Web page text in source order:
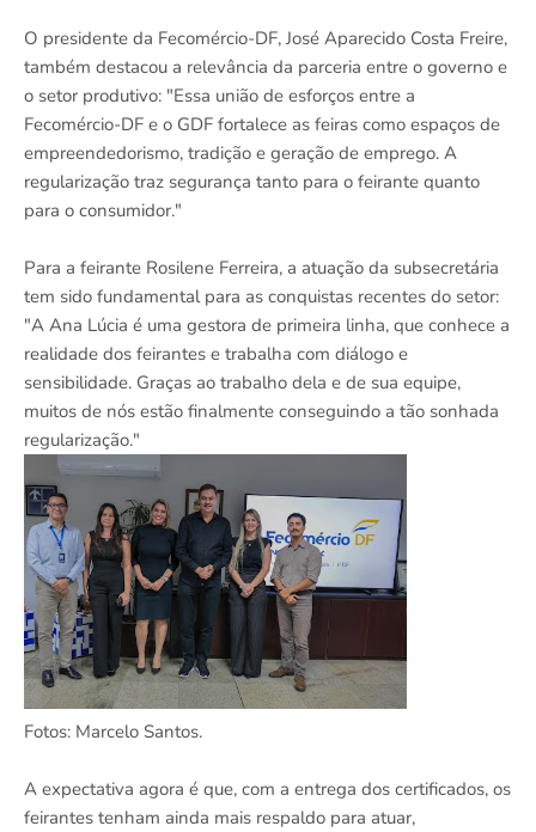
O presidente da Fecomércio-DF, José Aparecido Costa Freire,
também destacou a relevância da parceria entre o governo e
o setor produtivo: "Essa união de esforços entre a
Fecomércio-DF e o GDF fortalece as feiras como espaços de
empreendedorismo, tradição e geração de emprego. A
regularização traz segurança tanto para o feirante quanto
para o consumidor."
Para a feirante Rosilene Ferreira, a atuação da subsecretária
tem sido fundamental para as conquistas recentes do setor:
"A Ana Lúcia é uma gestora de primeira linha, que conhece a
realidade dos feirantes e trabalha com diálogo e
sensibilidade. Graças ao trabalho dela e de sua equipe,
muitos de nós estão finalmente conseguindo a tão sonhada
regularização."
Fotos: Marcelo Santos.
A expectativa agora é que, com a entrega dos certificados, os
feirantes tenham ainda mais respaldo para atuar,